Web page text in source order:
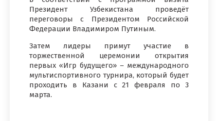
Президент Узбекистана проведёт
переговоры с Президентом Российской
Федерации Владимиром Путиным.
Затем лидеры примут участие в
торжественной церемонии открытия
первых «Игр будущего» – международного
мультиспортивного турнира, который будет
проходить в Казани с 21 февраля по 3
марта.